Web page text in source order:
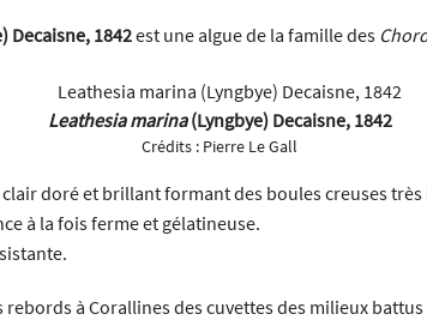
Actualités
Decaisne, 1842est une algue de la famille des
Leathesia marina(Lyngbye) Decaisne, 1842
Crédits : Pierre Le Gall
clair doré et brillant formant des boules creuses
à la fois ferme et gélatineuse.
rebords à Corallines des cuvettes des milieux